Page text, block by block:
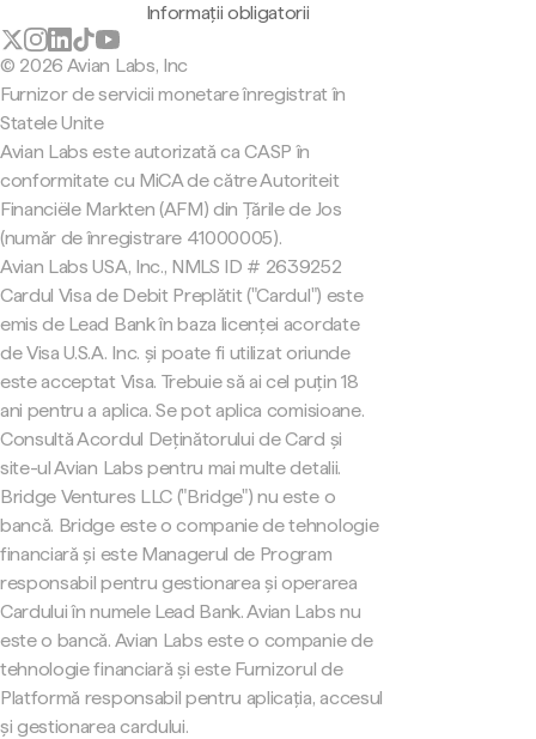
Informații obligatorii
© 2026 Avian Labs, Inc
Furnizor de servicii monetare înregistrat în
Statele Unite
Avian Labs este autorizată ca CASP în
conformitate cu MiCA de către Autoriteit
Financiële Markten (AFM) din Țările de Jos
(număr de înregistrare 41000005).
Avian Labs USA, Inc., NMLS ID # 2639252
Cardul Visa de Debit Preplătit ("Cardul") este
emis de Lead Bank în baza licenței acordate
de Visa U.S.A. Inc. și poate fi utilizat oriunde
este acceptat Visa. Trebuie să ai cel puțin 18
ani pentru a aplica. Se pot aplica comisioane.
Consultă Acordul Deținătorului de Card și
site-ul Avian Labs pentru mai multe detalii.
Bridge Ventures LLC ("Bridge") nu este o
bancă. Bridge este o companie de tehnologie
financiară și este Managerul de Program
responsabil pentru gestionarea și operarea
Cardului în numele Lead Bank. Avian Labs nu
este o bancă. Avian Labs este o companie de
tehnologie financiară și este Furnizorul de
Platformă responsabil pentru aplicația, accesul
și gestionarea cardului.